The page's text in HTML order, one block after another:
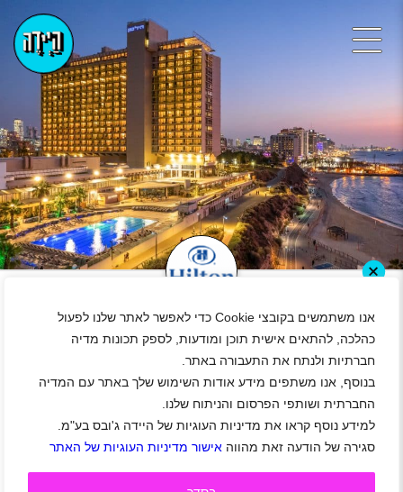
אנו משתמשים בקובצי Cookie כדי לאפשר לאתר שלנו לפעול
כהלכה, להתאים אישית תוכן ומודעות, לספק תכונות מדיה
חברתיות ולנתח את התעבורה באתר.
בנוסף, אנו משתפים מידע אודות השימוש שלך באתר עם המדיה
החברתית ושותפי הפרסום והניתוח שלנו.
למידע נוסף קראו את מדיניות העוגיות של היידה ג'ובס בע"מ.
סגירה של הודעה זאת מהווה אישור מדיניות העוגיות של האתר
+
ברמנ/ית
תל אביב-יפו| גיל 18 ומעלה |סטודנטים
ברמנ/ית במלון הילטון תל אביב.
אווירה טובה, טיפים מצויינים, וצוות משפחתי!
דרישות משרה
רמה גבוהה באנגלית.